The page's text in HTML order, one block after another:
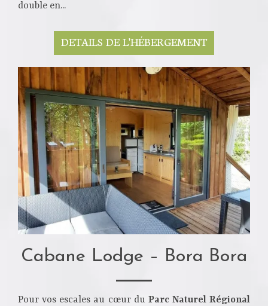
double en...
DETAILS DE L'HÉBERGEMENT
Cabane Lodge – Bora Bora
Pour vos escales au cœur du Parc Naturel Régional